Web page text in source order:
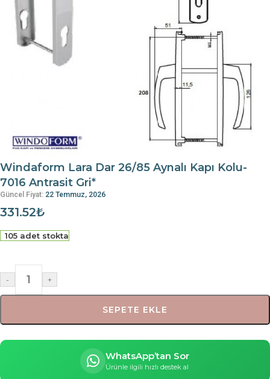
Windaform Lara Dar 26/85 Aynalı Kapı Kolu-
7016 Antrasit Gri*
Güncel Fiyat: 22 Temmuz, 2026
331.52₺
105 adet stokta
- +
SEPETE EKLE
WhatsApp’tan Sor
Ürünle ilgili hızlı destek al